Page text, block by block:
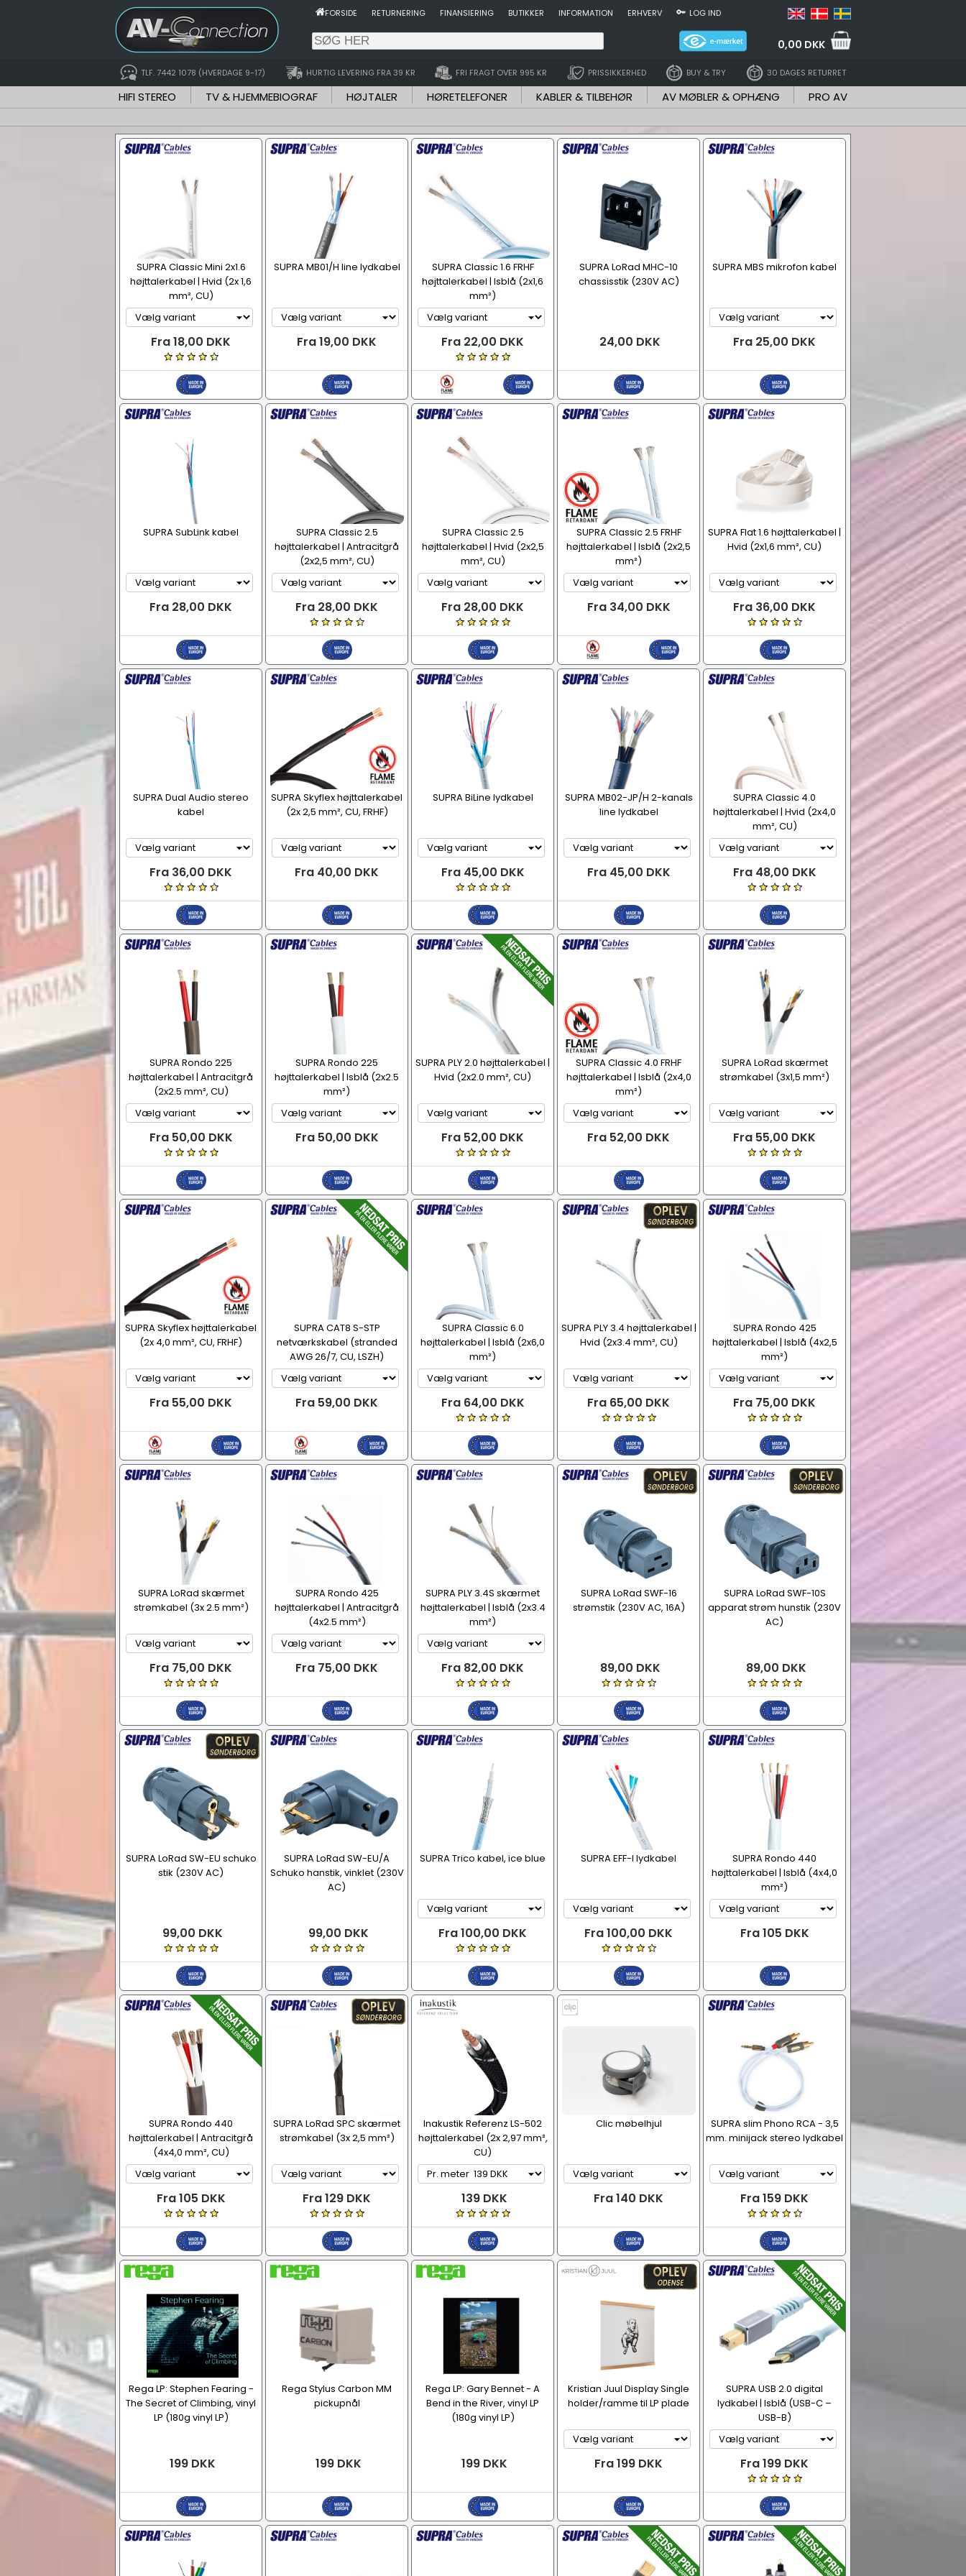
FORSIDE RETURNERING FINANSIERING BUTIKKER INFORMATION ERHVERV LOG IND
0,00 DKK
TLF. 7442 1078 (HVERDAGE 9-17) HURTIG LEVERING FRA 39 KR FRI FRAGT OVER 995 KR PRISSIKKERHED BUY & TRY 30 DAGES RETURRET
HIFI STEREO TV & HJEMMEBIOGRAF HØJTALER HØRETELEFONER KABLER & TILBEHØR AV MØBLER & OPHÆNG PRO AV
SUPRA Classic Mini 2x1.6
højttalerkabel | Hvid (2x 1,6
mm², CU)
Fra 18,00 DKK
SUPRA MB01/H line lydkabel
Fra 19,00 DKK
SUPRA Classic 1.6 FRHF
højttalerkabel | Isblå (2x1,6
mm²)
Fra 22,00 DKK
SUPRA LoRad MHC-10
chassisstik (230V AC)
24,00 DKK
SUPRA MBS mikrofon kabel
Fra 25,00 DKK
SUPRA SubLink kabel
Fra 28,00 DKK
SUPRA Classic 2.5
højttalerkabel | Antracitgrå
(2x2,5 mm², CU)
Fra 28,00 DKK
SUPRA Classic 2.5
højttalerkabel | Hvid (2x2,5
mm², CU)
Fra 28,00 DKK
SUPRA Classic 2.5 FRHF
højttalerkabel | Isblå (2x2,5
mm²)
Fra 34,00 DKK
SUPRA Flat 1.6 højttalerkabel |
Hvid (2x1,6 mm², CU)
Fra 36,00 DKK
SUPRA Dual Audio stereo
kabel
Fra 36,00 DKK
SUPRA Skyflex højttalerkabel
(2x 2,5 mm², CU, FRHF)
Fra 40,00 DKK
SUPRA BiLine lydkabel
Fra 45,00 DKK
SUPRA MB02-JP/H 2-kanals
line lydkabel
Fra 45,00 DKK
SUPRA Classic 4.0
højttalerkabel | Hvid (2x4,0
mm², CU)
Fra 48,00 DKK
SUPRA Rondo 225
højttalerkabel | Antracitgrå
(2x2.5 mm², CU)
Fra 50,00 DKK
SUPRA Rondo 225
højttalerkabel | Isblå (2x2.5
mm²)
Fra 50,00 DKK
SUPRA PLY 2.0 højttalerkabel |
Hvid (2x2.0 mm², CU)
Fra 52,00 DKK
SUPRA Classic 4.0 FRHF
højttalerkabel | Isblå (2x4,0
mm²)
Fra 52,00 DKK
SUPRA LoRad skærmet
strømkabel (3x1,5 mm²)
Fra 55,00 DKK
SUPRA Skyflex højttalerkabel
(2x 4,0 mm², CU, FRHF)
Fra 55,00 DKK
SUPRA CAT8 S-STP
netværkskabel (stranded
AWG 26/7, CU, LSZH)
Fra 59,00 DKK
SUPRA Classic 6.0
højttalerkabel | Isblå (2x6,0
mm²)
Fra 64,00 DKK
SUPRA PLY 3.4 højttalerkabel |
Hvid (2x3.4 mm², CU)
Fra 65,00 DKK
SUPRA Rondo 425
højttalerkabel | Isblå (4x2,5
mm²)
Fra 75,00 DKK
SUPRA LoRad skærmet
strømkabel (3x 2.5 mm²)
Fra 75,00 DKK
SUPRA Rondo 425
højttalerkabel | Antracitgrå
(4x2.5 mm²)
Fra 75,00 DKK
SUPRA PLY 3.4S skærmet
højttalerkabel | Isblå (2x3.4
mm²)
Fra 82,00 DKK
SUPRA LoRad SWF-16
strømstik (230V AC, 16A)
89,00 DKK
SUPRA LoRad SWF-10S
apparat strøm hunstik (230V
AC)
89,00 DKK
SUPRA LoRad SW-EU schuko
stik (230V AC)
99,00 DKK
SUPRA LoRad SW-EU/A
Schuko hanstik, vinklet (230V
AC)
99,00 DKK
SUPRA Trico kabel, ice blue
Fra 100,00 DKK
SUPRA EFF-I lydkabel
Fra 100,00 DKK
SUPRA Rondo 440
højttalerkabel | Isblå (4x4,0
mm²)
Fra 105 DKK
SUPRA Rondo 440
højttalerkabel | Antracitgrå
(4x4,0 mm², CU)
Fra 105 DKK
SUPRA LoRad SPC skærmet
strømkabel (3x 2,5 mm²)
Fra 129 DKK
Inakustik Referenz LS-502
højttalerkabel (2x 2,97 mm²,
CU)
139 DKK
Clic møbelhjul
Fra 140 DKK
SUPRA slim Phono RCA - 3,5
mm. minijack stereo lydkabel
Fra 159 DKK
Rega LP: Stephen Fearing -
The Secret of Climbing, vinyl
LP (180g vinyl LP)
199 DKK
Rega Stylus Carbon MM
pickupnål
199 DKK
Rega LP: Gary Bennet - A
Bend in the River, vinyl LP
(180g vinyl LP)
199 DKK
Kristian Juul Display Single
holder/ramme til LP plade
Fra 199 DKK
SUPRA USB 2.0 digital
lydkabel | Isblå (USB-C –
USB-B)
Fra 199 DKK